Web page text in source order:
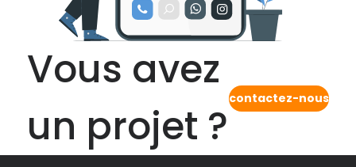
Vous avez
un projet ?
contactez-nous